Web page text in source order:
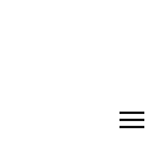
メ